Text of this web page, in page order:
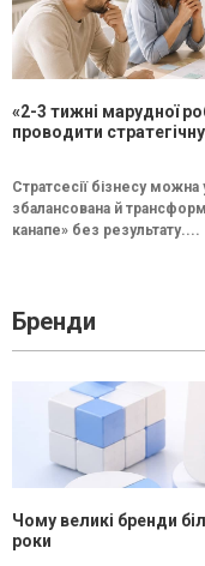
«2-3 тижні марудної
проводити
Стратсесії бізнесу
збалансована й
канапе» без результату....
Бренди
Чому великі бренди
роки